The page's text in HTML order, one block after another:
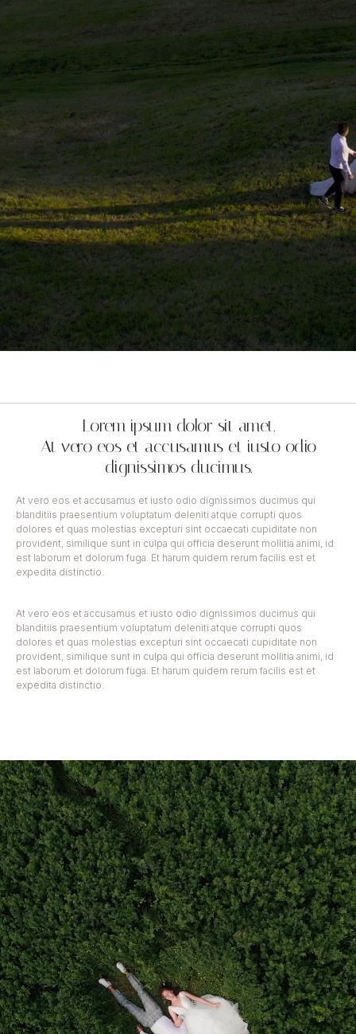
Lorem ipsum dolor sit amet.
At vero eos et accusamus et iusto odio
dignissimos ducimus.
At vero eos et accusamus et iusto odio dignissimos ducimus qui
blanditiis praesentium voluptatum deleniti atque corrupti quos
dolores et quas molestias excepturi sint occaecati cupiditate non
provident, similique sunt in culpa qui officia deserunt mollitia animi, id
est laborum et dolorum fuga. Et harum quidem rerum facilis est et
expedita distinctio.
At vero eos et accusamus et iusto odio dignissimos ducimus qui
blanditiis praesentium voluptatum deleniti atque corrupti quos
dolores et quas molestias excepturi sint occaecati cupiditate non
provident, similique sunt in culpa qui officia deserunt mollitia animi, id
est laborum et dolorum fuga. Et harum quidem rerum facilis est et
expedita distinctio.